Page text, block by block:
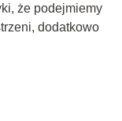
że podejmiemy
dodatkowo